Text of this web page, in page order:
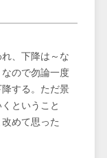
、下降は～な
ので勿論一度
する。ただ景
ということ
めて思った